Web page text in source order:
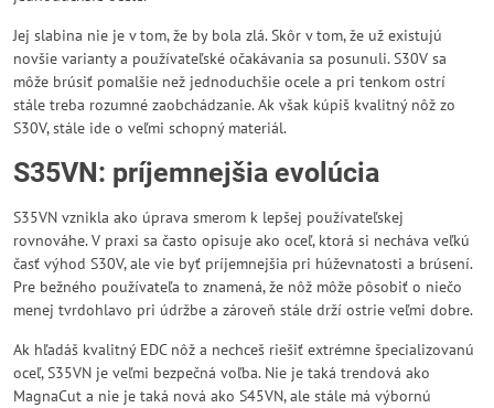
Jej slabina nie je v tom, že by bola zlá. Skôr v tom, že už existujú
novšie varianty a používateľské očakávania sa posunuli. S30V sa
môže brúsiť pomalšie než jednoduchšie ocele a pri tenkom ostrí
stále treba rozumné zaobchádzanie. Ak však kúpiš kvalitný nôž zo
S30V, stále ide o veľmi schopný materiál.
S35VN: príjemnejšia evolúcia
S35VN vznikla ako úprava smerom k lepšej používateľskej
rovnováhe. V praxi sa často opisuje ako oceľ, ktorá si necháva veľkú
časť výhod S30V, ale vie byť príjemnejšia pri húževnatosti a brúsení.
Pre bežného používateľa to znamená, že nôž môže pôsobiť o niečo
menej tvrdohlavo pri údržbe a zároveň stále drží ostrie veľmi dobre.
Ak hľadáš kvalitný EDC nôž a nechceš riešiť extrémne špecializovanú
oceľ, S35VN je veľmi bezpečná voľba. Nie je taká trendová ako
MagnaCut a nie je taká nová ako S45VN, ale stále má výbornú